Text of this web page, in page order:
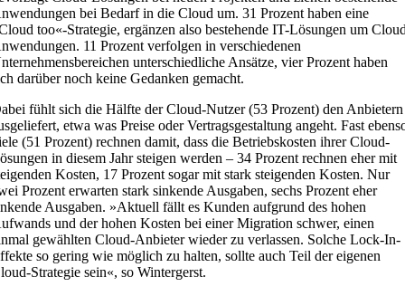
bei Bedarf in die Cloud um. 31 Prozent haben eine
too«-Strategie, ergänzen also bestehende IT-Lösungen um
11 Prozent verfolgen in verschiedenen
unterschiedliche Ansätze, vier Prozent haben
darüber noch keine Gedanken gemacht.
fühlt sich die Hälfte der Cloud-Nutzer (53 Prozent) den Anbietern
etwa was Preise oder Vertragsgestaltung angeht. Fast
(51 Prozent) rechnen damit, dass die Betriebskosten ihrer Cloud-
in diesem Jahr steigen werden – 34 Prozent rechnen eher mit
Kosten, 17 Prozent sogar mit stark steigenden Kosten. Nur
Prozent erwarten stark sinkende Ausgaben, sechs Prozent eher
Ausgaben. »Aktuell fällt es Kunden aufgrund des hohen
und der hohen Kosten bei einer Migration schwer, einen
gewählten Cloud-Anbieter wieder zu verlassen. Solche Lock-In-
so gering wie möglich zu halten, sollte auch Teil der eigenen
Strategie sein«, so Wintergerst.